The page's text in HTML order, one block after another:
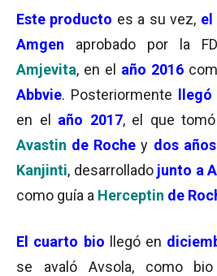
Este producto es a su vez, el
Amgen aprobado por la
Amjevita, en el año 2016
Abbvie. Posteriormente
en el año 2017, el que
Avastin de Roche y dos
Kanjinti, desarrollado junto a
como guía a Herceptin de
El cuarto bio llegó en
se avaló Avsola, como